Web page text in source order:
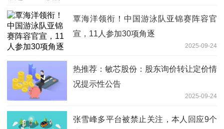
覃海洋领衔！中国游泳队亚锦赛阵容官
宣，11人参加30项角逐
2025-09-24
热推荐：敏芯股份：股东询价转让定价情
况提示性公告
2025-09-24
张雪峰多平台被禁止关注，本人回应9个